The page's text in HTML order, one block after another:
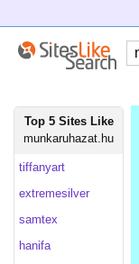
Top 5 Sites Like
munkaruhazat.hu
tiffanyart
extremesilver
samtex
hanifa